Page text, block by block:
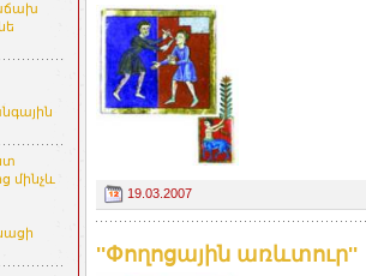
մինչև
19.03.2007
''Փողոցային առևտուր''